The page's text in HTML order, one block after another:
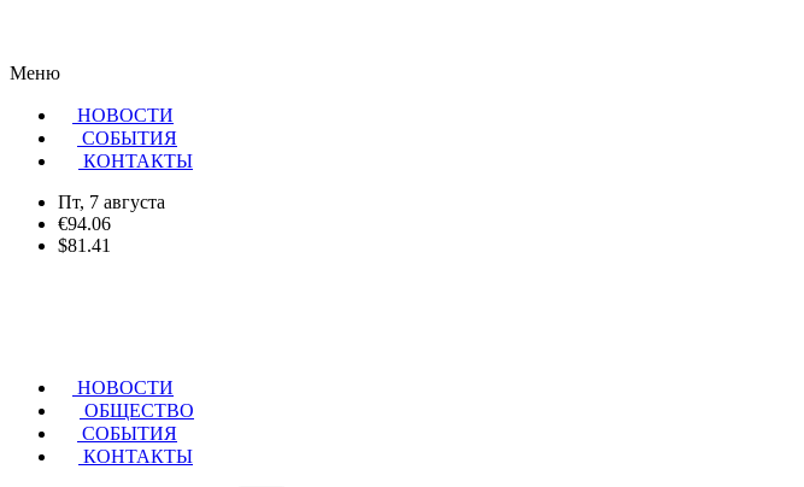
Меню
НОВОСТИ
CОБЫТИЯ
КОНТАКТЫ
Пт, 7 августа
€94.06
$81.41
НОВОСТИ
ОБЩЕСТВО
СОБЫТИЯ
КОНТАКТЫ